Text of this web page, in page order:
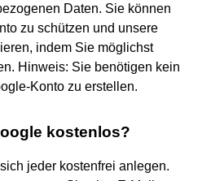
Daten. Sie können
zu schützen und unsere
indem Sie möglichst
Hinweis: Sie benötigen kein
Konto zu erstellen.
kostenlos?
jeder kostenfrei anlegen.